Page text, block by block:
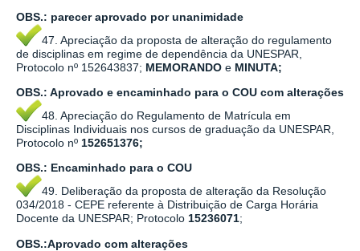
OBS.: parecer aprovado porunanimidade
47. Apreciação da proposta de alteração do regulamento
de disciplinas em regime de dependência da UNESPAR,
Protocolo nº 152643837; MEMORANDO e MINUTA;
OBS.: Aprovado e encaminhado para o COU com alterações
48. Apreciação do Regulamento de Matrícula em
Disciplinas Individuais nos cursos de graduação da UNESPAR,
Protocolo nº 152651376;
OBS.: Encaminhado para o COU
49. Deliberação da proposta de alteração da Resolução
034/2018 - CEPE referente à Distribuição de Carga Horária
Docente da UNESPAR; Protocolo 15236071;
OBS.:Aprovado com alterações